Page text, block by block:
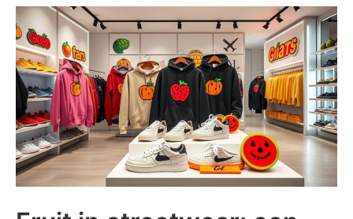
dagelijks
leven
en
hun
toekomst